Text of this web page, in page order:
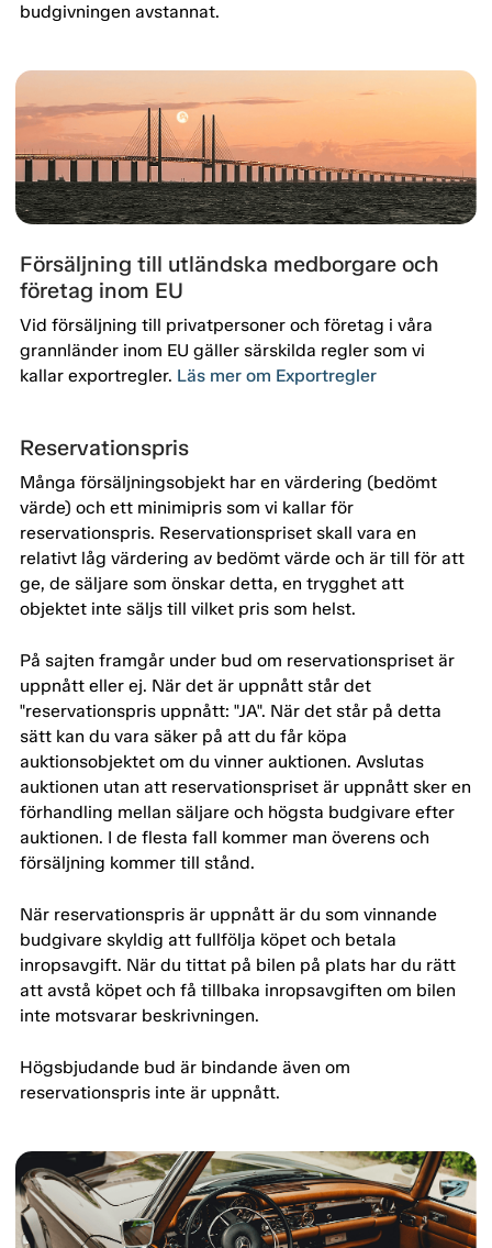
budgivningen avstannat.
Försäljning till utländska medborgare och
företag inom EU
Vid försäljning till privatpersoner och företag i våra
grannländer inom EU gäller särskilda regler som vi
kallar exportregler. Läs mer om Exportregler
Reservationspris
Många försäljningsobjekt har en värdering (bedömt
värde) och ett minimipris som vi kallar för
reservationspris. Reservationspriset skall vara en
relativt låg värdering av bedömt värde och är till för att
ge, de säljare som önskar detta, en trygghet att
objektet inte säljs till vilket pris som helst.
På sajten framgår under bud om reservationspriset är
uppnått eller ej. När det är uppnått står det
"reservationspris uppnått: "JA". När det står på detta
sätt kan du vara säker på att du får köpa
auktionsobjektet om du vinner auktionen. Avslutas
auktionen utan att reservationspriset är uppnått sker en
förhandling mellan säljare och högsta budgivare efter
auktionen. I de flesta fall kommer man överens och
försäljning kommer till stånd.
När reservationspris är uppnått är du som vinnande
budgivare skyldig att fullfölja köpet och betala
inropsavgift. När du tittat på bilen på plats har du rätt
att avstå köpet och få tillbaka inropsavgiften om bilen
inte motsvarar beskrivningen.
Högsbjudande bud är bindande även om
reservationspris inte är uppnått.